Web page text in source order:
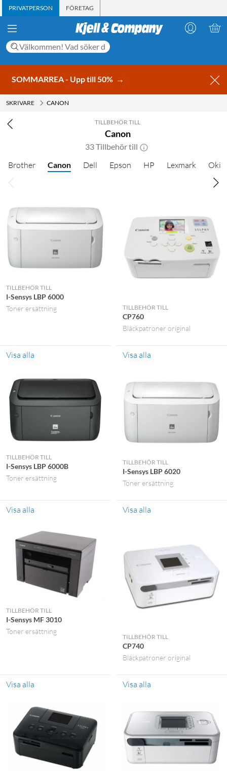
PRIVATPERSON FÖRETAG
SOMMARREA - Upp till 50% →
SKRIVARE CANON
TILLBEHÖR TILL
Canon
33 Tillbehör till
Brother Canon Dell Epson HP Lexmark Oki
TILLBEHÖR TILL
I-Sensys LBP 6000
Toner ersättning
Visa alla
TILLBEHÖR TILL
CP760
Bläckpatroner original
Visa alla
TILLBEHÖR TILL
I-Sensys LBP 6000B
Toner ersättning
Visa alla
TILLBEHÖR TILL
I-Sensys LBP 6020
Toner ersättning
Visa alla
TILLBEHÖR TILL
I-Sensys MF 3010
Toner ersättning
Visa alla
TILLBEHÖR TILL
CP740
Bläckpatroner original
Visa alla